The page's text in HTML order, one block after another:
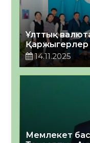
Ұлттық
Қаржыгерлер
14.11.2025
Мемлекет